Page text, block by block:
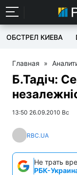
ОБСТРЕЛ КИЕВА
Главная »
Б.Тадіч:
13:50 26.09.2010 Вс
RBC.UA
Не трать
РБК-